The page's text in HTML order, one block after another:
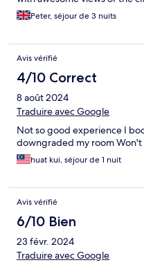
again next time we visit KL.
Peter, séjour de 3 nuits
Avis vérifié
4/10 Correct
8 août 2024
Traduire avec Google
Not so good experience I
downgraded my room Won't
huat kui, séjour de 1 nuit
Avis vérifié
6/10 Bien
23 févr. 2024
Traduire avec Google